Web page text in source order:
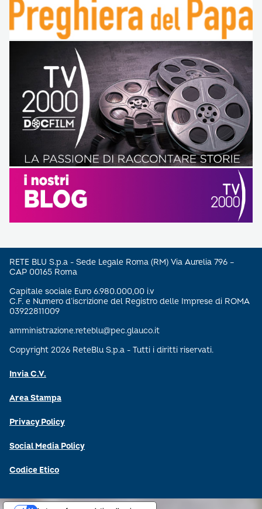
RETE BLU S.p.a - Sede Legale Roma (RM) Via Aurelia 796 –
CAP 00165 Roma
Capitale sociale Euro 6.980.000,00 i.v
C.F. e Numero d’iscrizione del Registro delle Imprese di ROMA
03922811009
amministrazione.reteblu@pec.glauco.it
Copyright 2026 ReteBlu S.p.a - Tutti i diritti riservati.
Invia C.V.
Area Stampa
Privacy Policy
Social Media Policy
Codice Etico